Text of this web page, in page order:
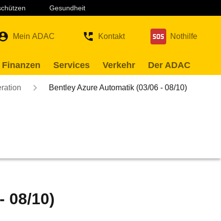
Gesundheit
Mein ADAC Kontakt Nothilfe
Services Verkehr Der ADAC
Bentley Azure Automatik (03/06 - 08/10)
08/10)